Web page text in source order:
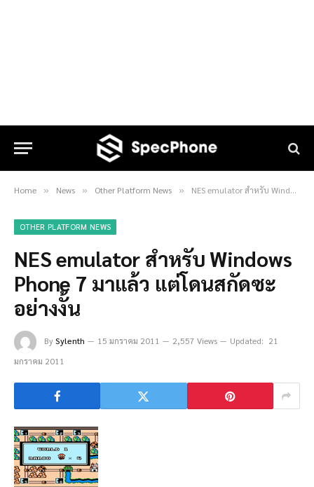
Home » News » Other Platform News » NES emulator สำหรับ Windows Phone 7 มาแล้ว แต่โดนสกัดซะอย่างงั้น
OTHER PLATFORM NEWS
NES emulator สำหรับ Windows
Phone 7 มาแล้ว แต่โดนสกัดซะ
อย่างงั้น
BySylenth 15 มกราคม 2011 2,557 Views Updated: 21
มกราคม 2011